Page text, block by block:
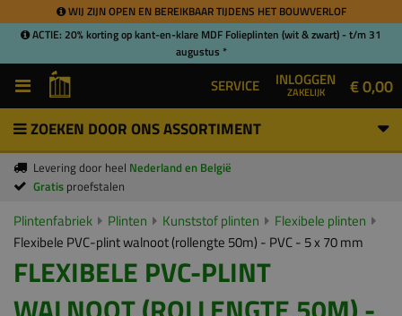
WIJ ZIJN OPEN EN BEREIKBAAR TIJDENS HET BOUWVERLOF
ACTIE: 20% korting op kant-en-klare MDF Folieplinten (wit & zwart) - t/m 31
augustus *
SERVICE INLOGGEN
ZAKELIJK € 0,00
ZOEKEN DOOR ONS ASSORTIMENT
Levering door heel Nederland en België
Gratis proefstalen
Plintenfabriek Plinten Kunststof plinten
Flexibele plinten
Flexibele PVC-plint walnoot (rollengte 50m) - PVC - 5 x 70 mm
FLEXIBELE PVC-PLINT